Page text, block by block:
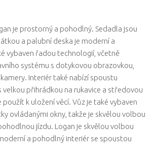
je prostorný a pohodlný. Sedadla jsou
a palubní deska je moderní a
vybaven řadou technologií, včetně
systému s dotykovou obrazovkou,
Interiér také nabízí spoustu
přihrádkou na rukavice a středovou
k uložení věcí. Vůz je také vybaven
ovládanými okny, takže je skvělou volbou
jízdu. Logan je skvělou volbou
a pohodlný interiér se spoustou